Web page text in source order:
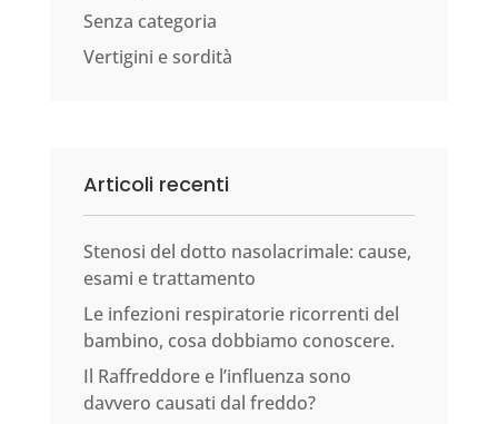
Senza categoria
Vertigini e sordità
Articoli recenti
Stenosi del dotto nasolacrimale: cause,
esami e trattamento
Le infezioni respiratorie ricorrenti del
bambino, cosa dobbiamo conoscere.
Il Raffreddore e l’influenza sono
davvero causati dal freddo?